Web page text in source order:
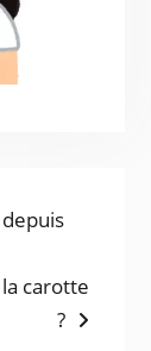
carotte
?